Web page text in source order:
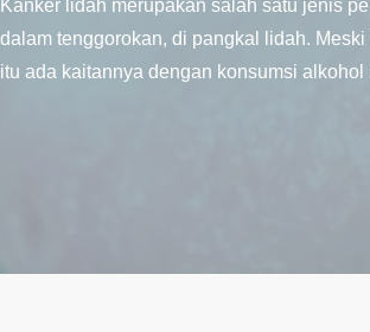
Kanker lidah merupakan salah satu jenis
dalam tenggorokan, di pangkal lidah.
itu ada kaitannya dengan konsumsi